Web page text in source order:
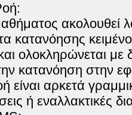
ακολουθεί
κατανόησης
ολοκληρώνεται
κατανόηση στην
αρκετά
ή εναλλακτικές